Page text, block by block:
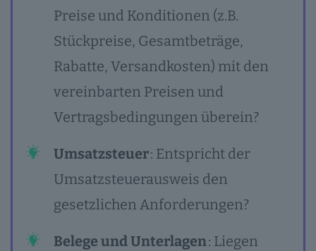
Preise und Konditionen (z.B.
Stückpreise, Gesamtbeträge,
Rabatte, Versandkosten) mit den
vereinbarten Preisen und
Vertragsbedingungen überein?
Umsatzsteuer: Entspricht der
Umsatzsteuerausweis den
gesetzlichen Anforderungen?
Belege und Unterlagen: Liegen